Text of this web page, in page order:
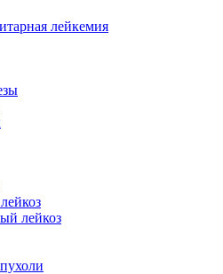
лейкемия
лейкоз